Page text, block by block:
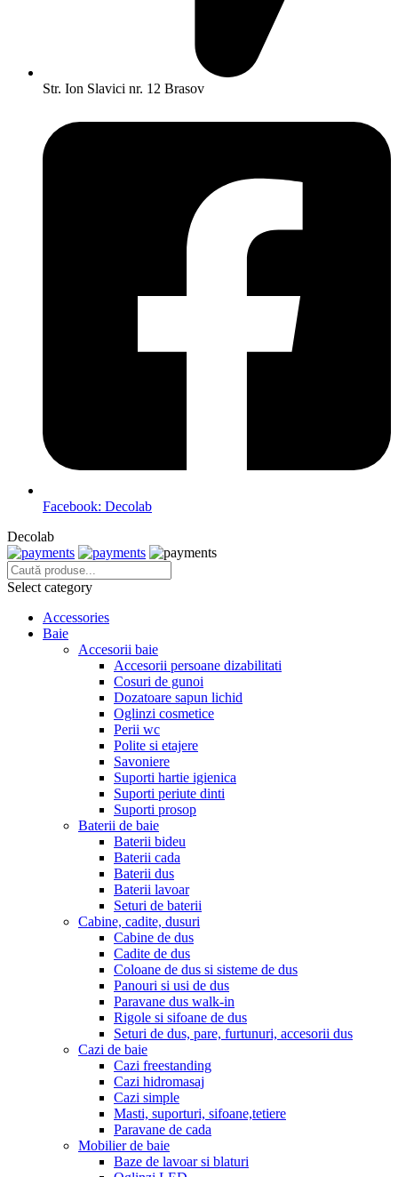
Str. Ion Slavici nr. 12 Brasov
Facebook: Decolab
Decolab
Select category
Accessories
Baie
Accesorii baie
Accesorii persoane dizabilitati
Cosuri de gunoi
Dozatoare sapun lichid
Oglinzi cosmetice
Perii wc
Polite si etajere
Savoniere
Suporti hartie igienica
Suporti periute dinti
Suporti prosop
Baterii de baie
Baterii bideu
Baterii cada
Baterii dus
Baterii lavoar
Seturi de baterii
Cabine, cadite, dusuri
Cabine de dus
Cadite de dus
Coloane de dus si sisteme de dus
Panouri si usi de dus
Paravane dus walk-in
Rigole si sifoane de dus
Seturi de dus, pare, furtunuri, accesorii dus
Cazi de baie
Cazi freestanding
Cazi hidromasaj
Cazi simple
Masti, suporturi, sifoane,tetiere
Paravane de cada
Mobilier de baie
Baze de lavoar si blaturi